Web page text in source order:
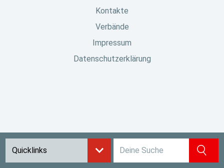
Quicklinks
Suchbegriff eingeben
Kontakte
Verbände
Impressum
Datenschutzerklärung